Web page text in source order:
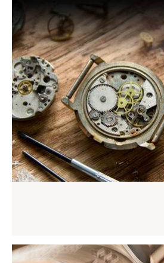
Prendre rendez-vous
Remplacement des pièces